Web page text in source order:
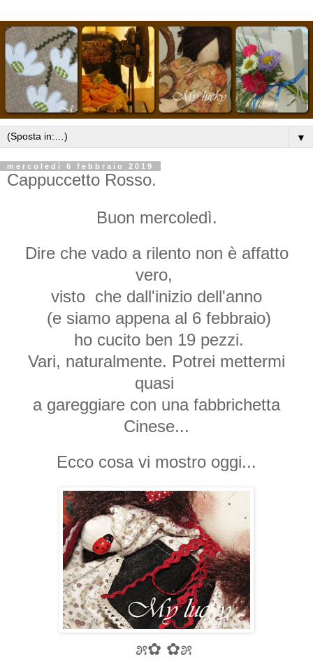
▼
mercoledì 6 febbraio 2019
Cappuccetto Rosso.
Buon mercoledì.
Dire che vado a rilento non è affatto
vero,
visto che dall'inizio dell'anno
(e siamo appena al 6 febbraio)
ho cucito ben 19 pezzi.
Vari, naturalmente. Potrei mettermi
quasi
a gareggiare con una fabbrichetta
Cinese...
Ecco cosa vi mostro oggi...
೫✿ ✿೫